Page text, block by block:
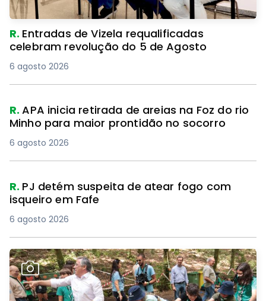
R. Entradas de Vizela requalificadas
celebram revolução do 5 de Agosto
6 agosto 2026
R.APA inicia retirada de areias na Foz do rio
Minho para maior prontidão no socorro
6 agosto 2026
R. PJ detém suspeita de atear fogo com
isqueiro em Fafe
6 agosto 2026